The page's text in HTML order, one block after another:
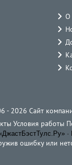
О
- 2026 Cайт
Условия работы
·
ошибку или